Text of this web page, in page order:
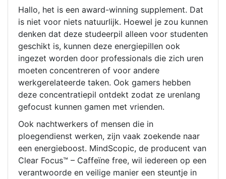
Hallo, het is een award-winning supplement. Dat
is niet voor niets natuurlijk. Hoewel je zou kunnen
denken dat deze studeerpil alleen voor studenten
geschikt is, kunnen deze energiepillen ook
ingezet worden door professionals die zich uren
moeten concentreren of voor andere
werkgerelateerde taken. Ook gamers hebben
deze concentratiepil ontdekt zodat ze urenlang
gefocust kunnen gamen met vrienden.
Ook nachtwerkers of mensen die in
ploegendienst werken, zijn vaak zoekende naar
een energieboost. MindScopic, de producent van
Clear Focus™ – Caffeïne free, wil iedereen op een
verantwoorde en veilige manier een steuntje in